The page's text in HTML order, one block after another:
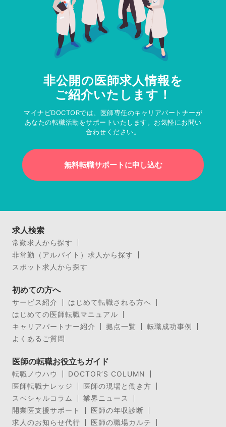
非公開の医師求人情報を
ご紹介いたします！
マイナビDOCTORでは、医師専任のキャリアパートナーが
あなたの転職活動をサポートいたします。お気軽にお問い
合わせください。
無料転職サポートに申し込む
求人検索
常勤求人から探す
非常勤（アルバイト）求人から探す
スポット求人から探す
初めての方へ
サービス紹介
はじめて転職される方へ
はじめての医師転職マニュアル
キャリアパートナー紹介
拠点一覧
転職成功事例
よくあるご質問
医師の転職お役立ちガイド
転職ノウハウ
DOCTOR’S COLUMN
医師転職ナレッジ
医師の現場と働き方
スペシャルコラム
業界ニュース
開業医支援サポート
医師の年収診断
求人のお知らせ代行
医師の職場カルテ